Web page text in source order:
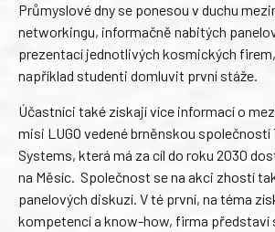
Průmyslové dny se ponesou v duchu
networkingu, informačně nabitých
prezentací jednotlivých kosmických
například studenti domluvit první stáže.
Účastníci také získají více informací o
misi LUGO vedené brněnskou společností
Systems, která má za cíl do roku 2030
na Měsíc. Společnost se na akci zhostí
panelových diskuzí. V té první, na téma
kompetencí a know-how, firma představí